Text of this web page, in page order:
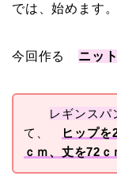
では、始めます。
今回作る ニッ
レギンスパ
て、
ヒップ
ｃｍ、 丈を72ｃ